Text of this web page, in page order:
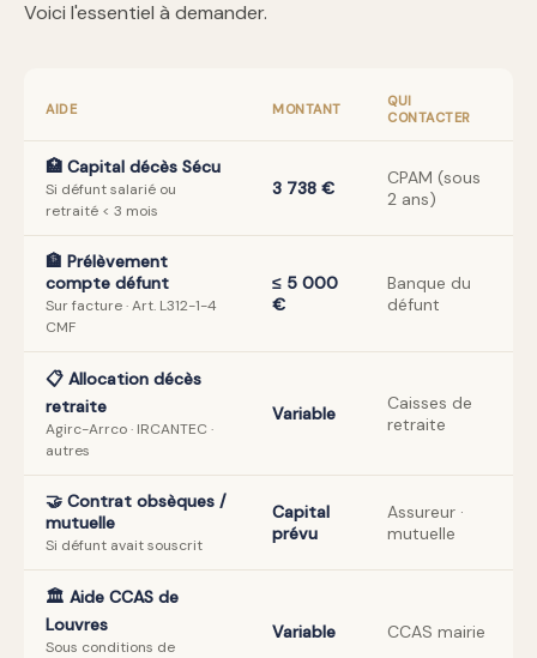
Voici l'essentiel à demander.
AIDE MONTANT
QUI
CONTACTER
🏥 Capital décès Sécu
Si défunt salarié ou
retraité < 3 mois
3 738 €
CPAM (sous
2 ans)
🏦 Prélèvement
compte défunt
Sur facture · Art. L312-1-4
CMF
≤ 5 000
€
Banque du
défunt
📋 Allocation décès
retraite
Agirc-Arrco · IRCANTEC ·
autres
Variable
Caisses de
retraite
🤝 Contrat obsèques /
mutuelle
Si défunt avait souscrit
Capital
prévu
Assureur ·
mutuelle
🏛️ Aide CCAS de
Louvres
Sous conditions de
Variable CCAS mairie